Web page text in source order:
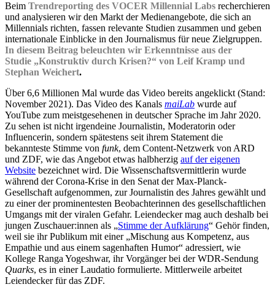
Beim Trendreporting des VOCER Millennial Labs recherchieren
und analysieren wir den Markt der Medienangebote, die sich an
Millennials richten, fassen relevante Studien zusammen und geben
internationale Einblicke in den Journalismus für neue Zielgruppen.
In diesem Beitrag beleuchten wir Erkenntnisse aus der
Studie „Konstruktiv durch Krisen?“ von Leif Kramp und
Stephan Weichert.
Über 6,6 Millionen Mal wurde das Video bereits angeklickt (Stand:
November 2021). Das Video des Kanals maiLab wurde auf
YouTube zum meistgesehenen in deutscher Sprache im Jahr 2020.
Zu sehen ist nicht irgendeine Journalistin, Moderatorin oder
Influencerin, sondern spätestens seit ihrem Statement die
bekannteste Stimme von funk, dem Content-Netzwerk von ARD
und ZDF, wie das Angebot etwas halbherzig auf der eigenen
Website bezeichnet wird. Die Wissenschaftsvermittlerin wurde
während der Corona-Krise in den Senat der Max-Planck-
Gesellschaft aufgenommen, zur Journalistin des Jahres gewählt und
zu einer der prominentesten Beobachterinnen des gesellschaftlichen
Umgangs mit der viralen Gefahr. Leiendecker mag auch deshalb bei
jungen Zuschauer:innen als „Stimme der Aufklärung“ Gehör finden,
weil sie ihr Publikum mit einer „Mischung aus Kompetenz, aus
Empathie und aus einem sagenhaften Humor“ adressiert, wie
Kollege Ranga Yogeshwar, ihr Vorgänger bei der WDR-Sendung
Quarks, es in einer Laudatio formulierte. Mittlerweile arbeitet
Leiendecker für das ZDF.